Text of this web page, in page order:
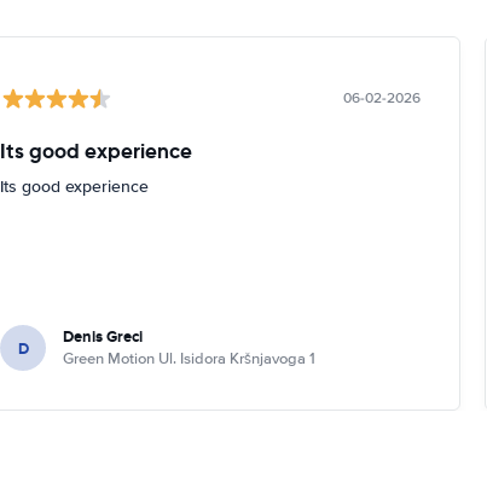
06-02-2026
Its good experience
Its good experience
D Denis Greci
Green Motion Ul. Isidora Kršnjavoga 1